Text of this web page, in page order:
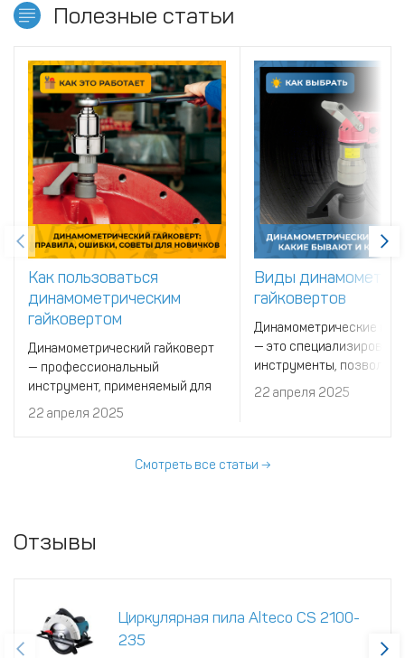
Полезные статьи
Как пользоваться
динамометрическим
гайковертом
Динамометрический гайковерт
— профессиональный
инструмент, применяемый для
точной затяжки резьбовых
соединений с заданным
22 апреля 2025
Виды
гайковертов
Динамометрические
— это
инструменты,
затягивать резьбовые
соединения с точно
22 апреля 2025
Смотреть все статьи →
Отзывы
Циркулярная пила Alteco CS 2100-
235